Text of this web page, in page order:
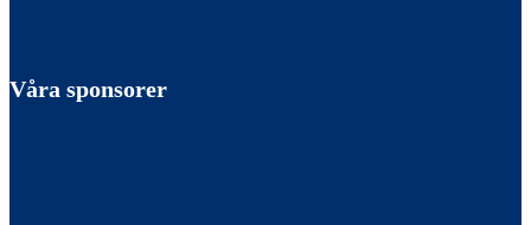
Våra sponsorer